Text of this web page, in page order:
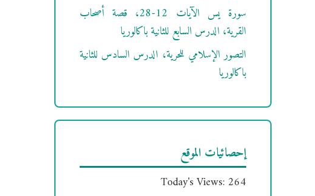
سورة يس الآيات 12-28، قصة أصحاب
القرية، الدرس السابع للثانية باكالوريا
التصور الإسلامي للحرية، الدرس السادس للثانية
باكالوريا
إحصائيات الموقع
Today's Views: 264